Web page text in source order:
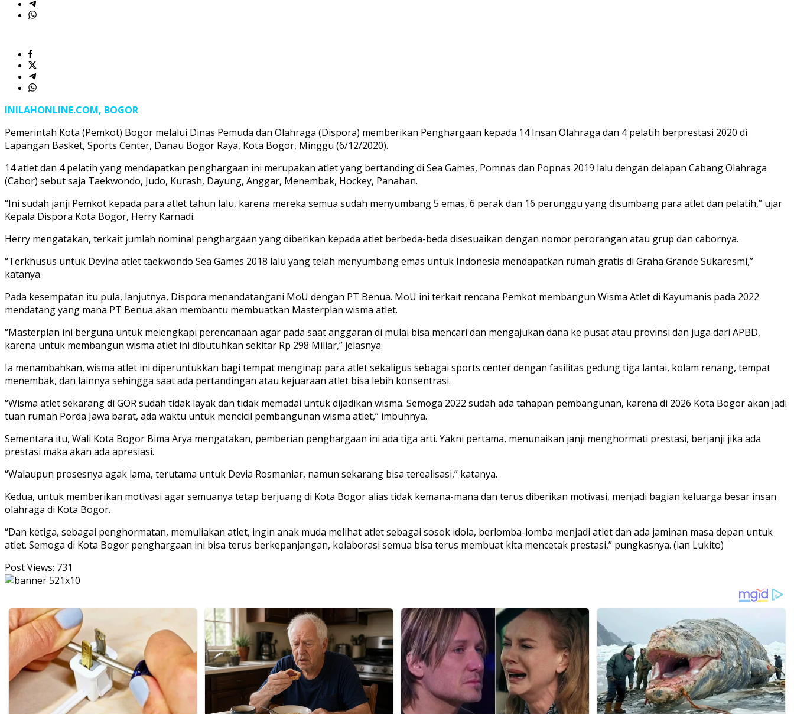
INILAHONLINE.COM, BOGOR
Pemerintah Kota (Pemkot) Bogor melalui Dinas Pemuda dan Olahraga (Dispora) memberikan Penghargaan kepada 14 Insan Olahraga dan 4 pelatih berprestasi 2020 di
Lapangan Basket, Sports Center, Danau Bogor Raya, Kota Bogor, Minggu (6/12/2020).
14 atlet dan 4 pelatih yang mendapatkan penghargaan ini merupakan atlet yang bertanding di Sea Games, Pomnas dan Popnas 2019 lalu dengan delapan Cabang Olahraga
(Cabor) sebut saja Taekwondo, Judo, Kurash, Dayung, Anggar, Menembak, Hockey, Panahan.
“Ini sudah janji Pemkot kepada para atlet tahun lalu, karena mereka semua sudah menyumbang 5 emas, 6 perak dan 16 perunggu yang disumbang para atlet dan pelatih,” ujar
Kepala Dispora Kota Bogor, Herry Karnadi.
Herry mengatakan, terkait jumlah nominal penghargaan yang diberikan kepada atlet berbeda-beda disesuaikan dengan nomor perorangan atau grup dan cabornya.
“Terkhusus untuk Devina atlet taekwondo Sea Games 2018 lalu yang telah menyumbang emas untuk Indonesia mendapatkan rumah gratis di Graha Grande Sukaresmi,”
katanya.
Pada kesempatan itu pula, lanjutnya, Dispora menandatangani MoU dengan PT Benua. MoU ini terkait rencana Pemkot membangun Wisma Atlet di Kayumanis pada 2022
mendatang yang mana PT Benua akan membantu membuatkan Masterplan wisma atlet.
“Masterplan ini berguna untuk melengkapi perencanaan agar pada saat anggaran di mulai bisa mencari dan mengajukan dana ke pusat atau provinsi dan juga dari APBD,
karena untuk membangun wisma atlet ini dibutuhkan sekitar Rp 298 Miliar,” jelasnya.
Ia menambahkan, wisma atlet ini diperuntukkan bagi tempat menginap para atlet sekaligus sebagai sports center dengan fasilitas gedung tiga lantai, kolam renang, tempat
menembak, dan lainnya sehingga saat ada pertandingan atau kejuaraan atlet bisa lebih konsentrasi.
“Wisma atlet sekarang di GOR sudah tidak layak dan tidak memadai untuk dijadikan wisma. Semoga 2022 sudah ada tahapan pembangunan, karena di 2026 Kota Bogor akan jadi
tuan rumah Porda Jawa barat, ada waktu untuk mencicil pembangunan wisma atlet,” imbuhnya.
Sementara itu, Wali Kota Bogor Bima Arya mengatakan, pemberian penghargaan ini ada tiga arti. Yakni pertama, menunaikan janji menghormati prestasi, berjanji jika ada
prestasi maka akan ada apresiasi.
“Walaupun prosesnya agak lama, terutama untuk Devia Rosmaniar, namun sekarang bisa terealisasi,” katanya.
Kedua, untuk memberikan motivasi agar semuanya tetap berjuang di Kota Bogor alias tidak kemana-mana dan terus diberikan motivasi, menjadi bagian keluarga besar insan
olahraga di Kota Bogor.
“Dan ketiga, sebagai penghormatan, memuliakan atlet, ingin anak muda melihat atlet sebagai sosok idola, berlomba-lomba menjadi atlet dan ada jaminan masa depan untuk
atlet. Semoga di Kota Bogor penghargaan ini bisa terus berkepanjangan, kolaborasi semua bisa terus membuat kita mencetak prestasi,” pungkasnya. (ian Lukito)
Post Views: 731